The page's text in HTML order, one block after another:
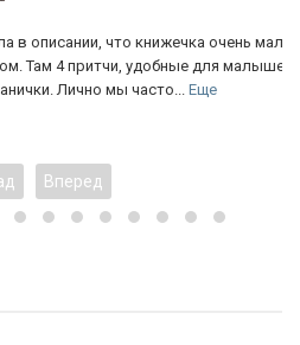
что книжечка очень маленькая,
удобные для малышей
мы часто...Еще
Вперед